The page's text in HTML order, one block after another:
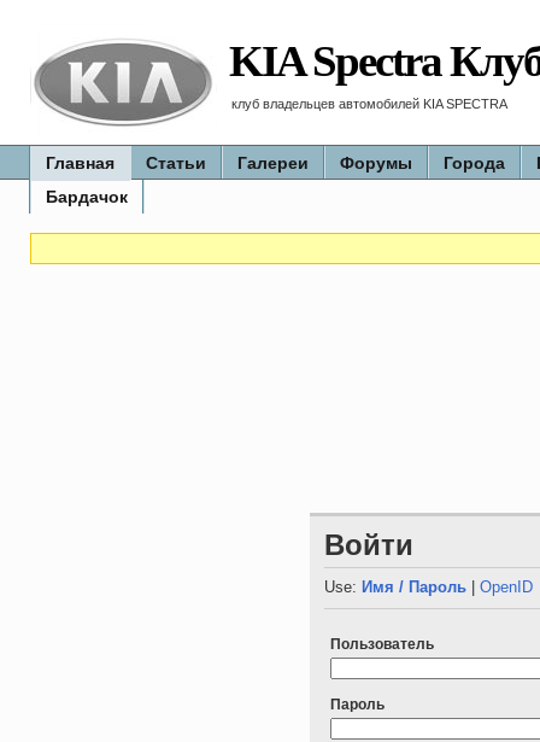
KIA Spectra
клуб владельцев автомобилей KIA SPECTRA
Главная Статьи Галереи Форумы Города
Бардачок
Войти
Use: Имя / Пароль |OpenID
Пользователь
Пароль